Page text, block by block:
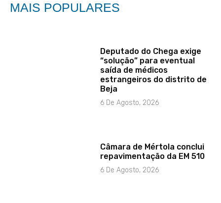
MAIS POPULARES
Deputado do Chega exige
“solução” para eventual
saída de médicos
estrangeiros do distrito de
Beja
6 De Agosto, 2026
Câmara de Mértola conclui
repavimentação da EM 510
6 De Agosto, 2026